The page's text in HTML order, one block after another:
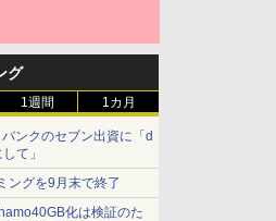
グ
1週間 1カ月
ンクのセブン出資に「d
て」
ングを9月末で終了
化は検証のた